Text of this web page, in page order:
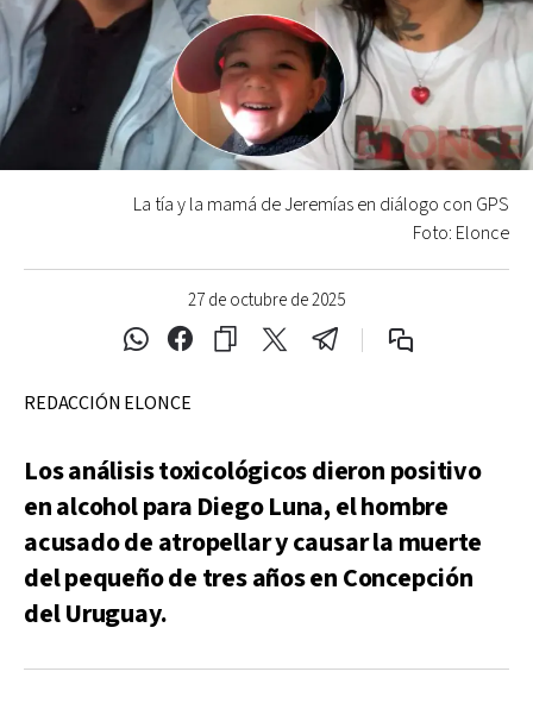
27 de octubre de 2025
La tía y la mamá de Jeremías en diálogo con GPS
Foto: Elonce
REDACCIÓN ELONCE
Los análisis toxicológicos dieron positivo
en alcohol para Diego Luna, el hombre
acusado de atropellar y causar la muerte
del pequeño de tres años en Concepción
del Uruguay.